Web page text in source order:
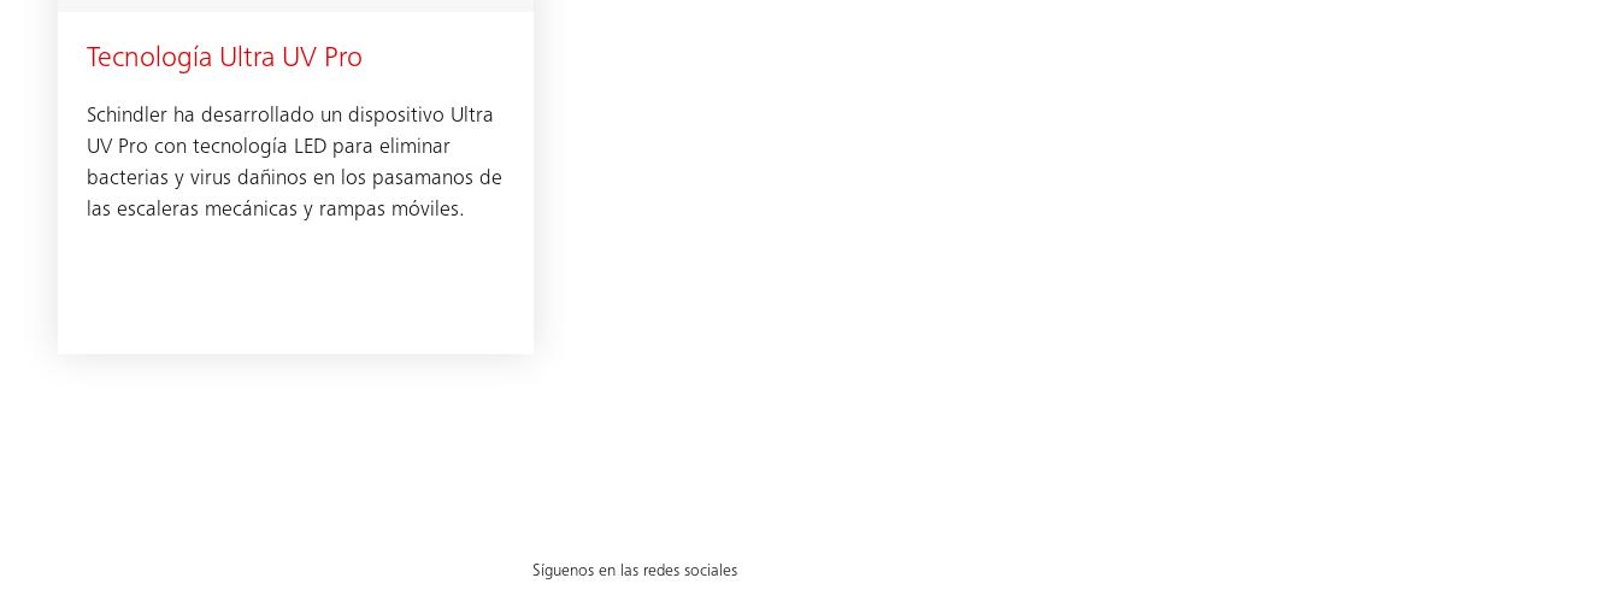
Tecnología Ultra UV Pro
Schindler ha desarrollado un dispositivo Ultra
UV Pro con tecnología LED para eliminar
bacterias y virus dañinos en los pasamanos de
las escaleras mecánicas y rampas móviles.
Síguenos en las redes sociales